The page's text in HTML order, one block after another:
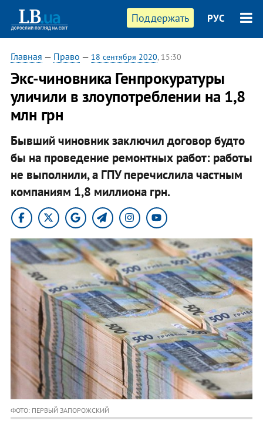
Поддержать РУС
Главная — Право — 18 сентября 2020, 15:30
Экс-чиновника Генпрокуратуры
уличили в злоупотреблении на 1,8
млн грн
Бывший чиновник заключил договор будто
бы на проведение ремонтных работ: работы
не выполнили, а ГПУ перечислила частным
компаниям 1,8 миллиона грн.
ФОТО: ПЕРВЫЙ ЗАПОРОЖСКИЙ